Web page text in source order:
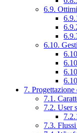
6.9.
6.10.
7. Progettazione
7.1.
7.2. User
7.3.